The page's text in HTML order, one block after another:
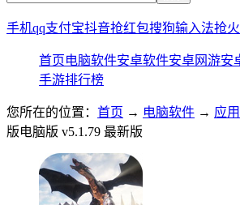
手机qq支付宝抖音抢红包搜狗输入法抢
首页电脑软件安卓软件安卓网游安
手游排行榜
您所在的位置： 首页 → 电脑软件 → 应
版电脑版 v5.1.79 最新版